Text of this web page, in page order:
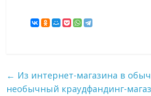
← Из интернет-магазина в
необычный краудфандинг-